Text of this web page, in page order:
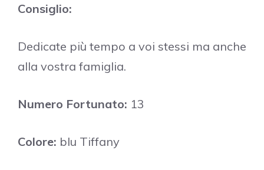
Consiglio:
Dedicate più tempo a voi stessi ma anche
alla vostra famiglia.
Numero Fortunato: 13
Colore: blu Tiffany